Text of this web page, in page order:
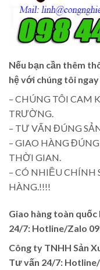
Nếu bạn cần thêm
hệ với chúng tôi
– CHÚNG TÔI CAM
TRƯỜNG.
– TƯ VẤN ĐÚNG
– GIAO HÀNG
THỜI GIAN.
– CÓ NHIỀU CHÍNH
HÀNG.!!!!
Giao hàng toàn quốc
24/7: Hotline/Zalo
Công ty TNHH Sản
Tư vấn 24/7: Hotline